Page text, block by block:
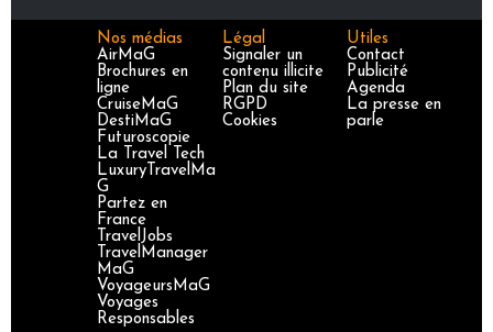
Nos médias
AirMaG
Brochures en
ligne
CruiseMaG
DestiMaG
Futuroscopie
La Travel Tech
LuxuryTravelMa
G
Partez en
France
TravelJobs
TravelManager
MaG
VoyageursMaG
Voyages
Responsables
Légal
Signaler un
contenu illicite
Plan du site
RGPD
Cookies
Utiles
Contact
Publicité
Agenda
La presse en
parle